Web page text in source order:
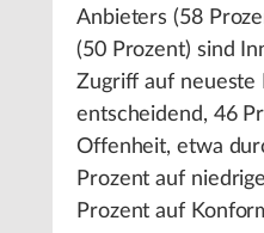
Anbieters (58
(50 Prozent) sind
Zugriff auf neueste
entscheidend, 46
Offenheit, etwa
Prozent auf
Prozent auf